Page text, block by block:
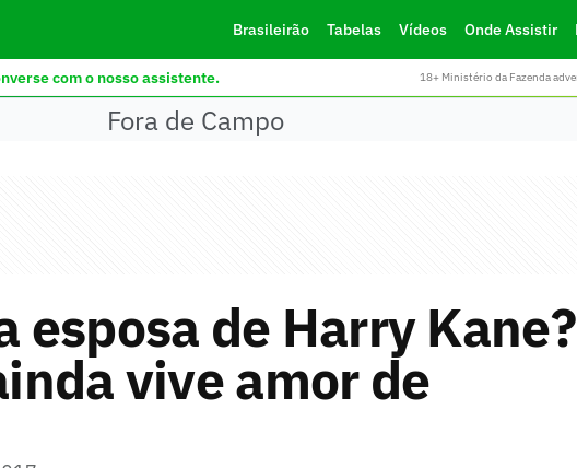
Brasileirão Tabelas Vídeos Onde Assistir
com o nosso assistente. 18+ Ministério da Fazenda
Fora de Campo
esposa de Harry Kane?
vive amor de